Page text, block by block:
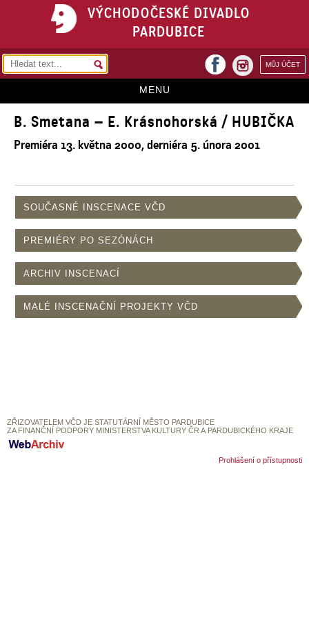
VÝCHODOČESKÉ DIVADLO
PARDUBICE
MŮJ ÚČET
facebook
MENU
HOME
PROGRAM
VSTUPENKY
PŘEDPLATNÉ
KONTAKTY
O DIVADLE
SOUBOR
B. Smetana – E. Krásnohorská / HUBIČKA
Premiéra 13. května 2000, derniéra 5. února 2001
SOUČASNÉ INSCENACE VČD
PREMIÉRY PO SEZÓNÁCH
ARCHIV INSCENACÍ
MALÉ INSCENAČNÍ PROJEKTY VČD
ZŘIZOVATELEM VČD JE STATUTÁRNÍ MĚSTO PARDUBICE
ZA FINANČNÍ PODPORY MINISTERSTVA KULTURY ČR A PARDUBICKÉHO KRAJE
Prohlášení o přístupnosti